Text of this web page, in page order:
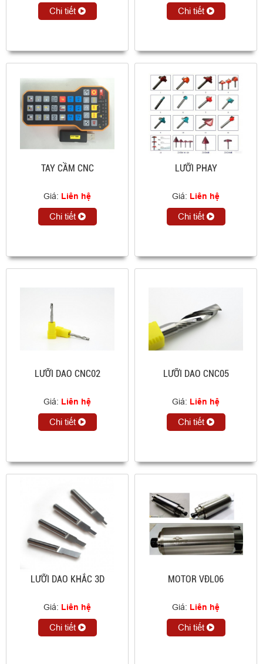
Chi tiết Chi tiết
TAY CẦM CNC
Giá: Liên hệ
Chi tiết
LƯỠI PHAY
Giá: Liên hệ
Chi tiết
LƯỠI DAO CNC02
Giá: Liên hệ
Chi tiết
LƯỠI DAO CNC05
Giá: Liên hệ
Chi tiết
LƯỠI DAO KHẮC 3D
Giá: Liên hệ
Chi tiết
MOTOR VĐL06
Giá: Liên hệ
Chi tiết